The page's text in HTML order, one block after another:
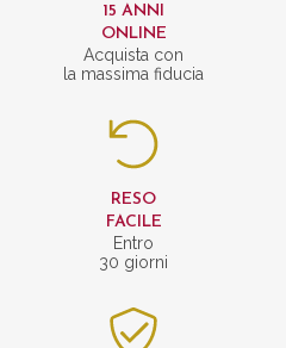
15 ANNI
ONLINE
Acquista con
la massima fiducia
RESO
FACILE
Entro
30 giorni